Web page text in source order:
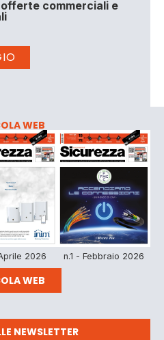
commerciali e
WEB
2026 n.1 - Febbraio 2026
WEB
NEWSLETTER